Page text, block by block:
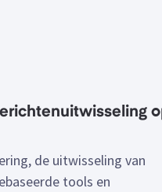
de uitwisseling van
tools en